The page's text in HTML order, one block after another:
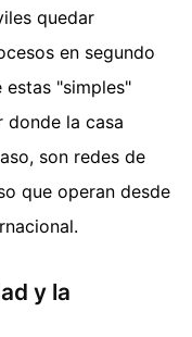
quedar
en segundo
estas "simples"
donde la casa
son redes de
que operan desde
y la